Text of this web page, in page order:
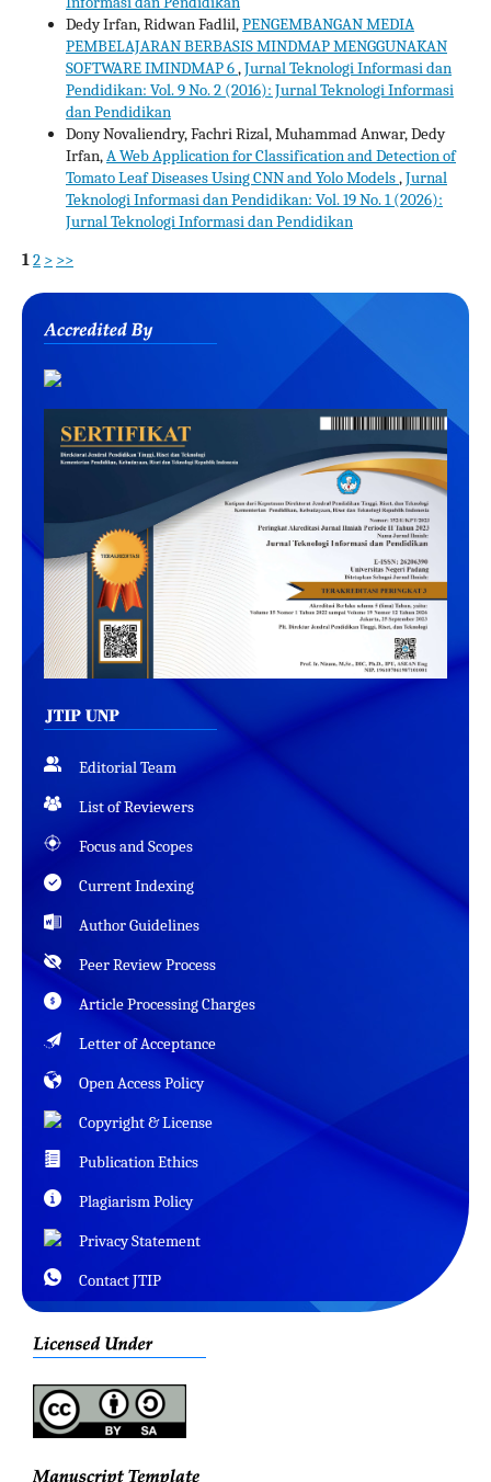
Dedy Irfan, Ridwan Fadlil,PENGEMBANGAN MEDIA
PEMBELAJARAN BERBASIS MINDMAP MENGGUNAKAN
SOFTWARE IMINDMAP 6,Jurnal Teknologi Informasi dan
Pendidikan: Vol. 9 No. 2 (2016): Jurnal Teknologi Informasi
dan Pendidikan
Dony Novaliendry, Fachri Rizal, Muhammad Anwar, Dedy
Irfan,A Web Application for Classification and Detection of
Tomato Leaf Diseases Using CNN and Yolo Models,Jurnal
Teknologi Informasi dan Pendidikan: Vol. 19 No. 1 (2026):
Jurnal Teknologi Informasi dan Pendidikan
12 > >>
Editorial Team
List of Reviewers
Focus and Scopes
Current Indexing
Author Guidelines
Peer Review Process
Article Processing Charges
Letter of Acceptance
Open Access Policy
Copyright & License
Publication Ethics
Plagiarism Policy
Privacy Statement
Contact JTIP